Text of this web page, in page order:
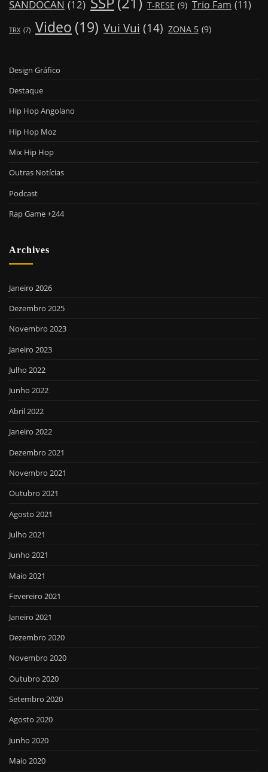
SANDOCAN (12) T-RESE (9) Trio Fam (11)
TRX (7) Video (19) Vui Vui (14) ZONA 5 (9)
Design Gráfico
Destaque
Hip Hop Angolano
Hip Hop Moz
Mix Hip Hop
Outras Notícias
Podcast
Rap Game +244
Archives
Janeiro 2026
Dezembro 2025
Novembro 2023
Janeiro 2023
Julho 2022
Junho 2022
Abril 2022
Janeiro 2022
Dezembro 2021
Novembro 2021
Outubro 2021
Agosto 2021
Julho 2021
Junho 2021
Maio 2021
Fevereiro 2021
Janeiro 2021
Dezembro 2020
Novembro 2020
Outubro 2020
Setembro 2020
Agosto 2020
Junho 2020
Maio 2020